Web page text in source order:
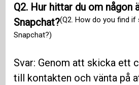
Q2. Hur hittar du om någon
Snapchat?(Q2. How do you find
Snapchat?)
Svar: Genom att skicka ett
till kontakten och vänta på